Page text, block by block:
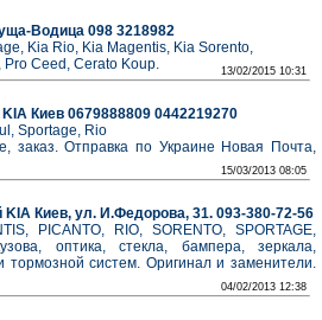
Водица 098 3218982
Kia Rio, Kia Magentis, Kia Sorento,
Pro Ceed, Cerato Koup.
13/02/2015 10:31
Киев 0679888809 0442219270
Sportage, Rio
заказ. Отправка по Украине Новая Почта,
15/03/2013 08:05
KIA Киев, ул. И.Федорова, 31. 093-380-72-56
PICANTO, RIO, SORENTO, SPORTAGE,
оптика, стекла, бампера, зеркала,
тормозной систем. Оригинал и заменители.
04/02/2013 12:38